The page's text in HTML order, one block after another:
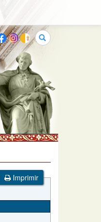
Buscar
Imprimir